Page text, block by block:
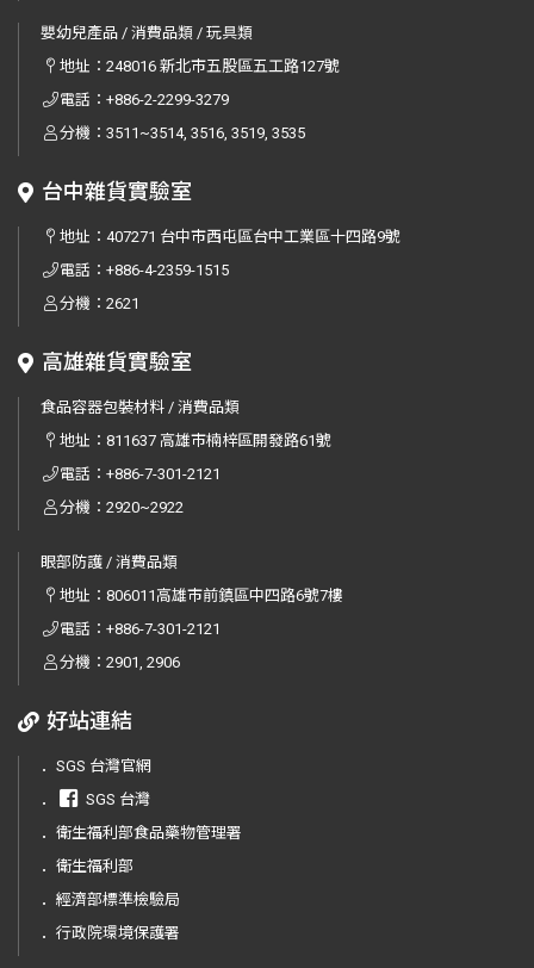
嬰幼兒產品 / 消費品類 / 玩具類
地址：248016 新北市五股區五工路127號
電話：+886-2-2299-3279
分機：3511~3514, 3516, 3519, 3535
台中雜貨實驗室
地址：407271 台中市西屯區台中工業區十四路9號
電話：+886-4-2359-1515
分機：2621
高雄雜貨實驗室
食品容器包裝材料 / 消費品類
地址：811637 高雄市楠梓區開發路61號
電話：+886-7-301-2121
分機：2920~2922
眼部防護 / 消費品類
地址：806011高雄市前鎮區中四路6號7樓
電話：+886-7-301-2121
分機：2901, 2906
好站連結
． SGS 台灣官網
．
SGS 台灣
． 衛生福利部食品藥物管理署
． 衛生福利部
． 經濟部標準檢驗局
． 行政院環境保護署